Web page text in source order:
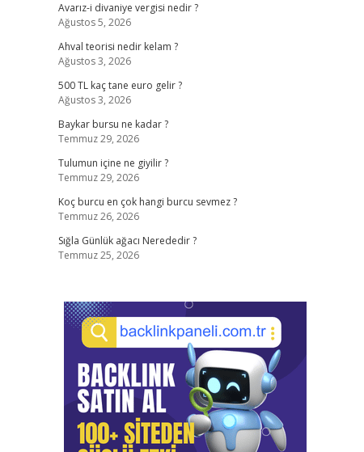
Avarız-i divaniye vergisi nedir ?
Ağustos 5, 2026
Ahval teorisi nedir kelam ?
Ağustos 3, 2026
500 TL kaç tane euro gelir ?
Ağustos 3, 2026
Baykar bursu ne kadar ?
Temmuz 29, 2026
Tulumun içine ne giyilir ?
Temmuz 29, 2026
Koç burcu en çok hangi burcu sevmez ?
Temmuz 26, 2026
Sığla Günlük ağacı Nerededir ?
Temmuz 25, 2026